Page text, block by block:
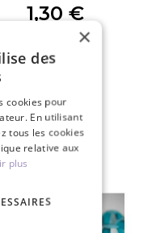
1,30 €
×
des
cookies pour
En utilisant
tous les cookies
relative aux
plus